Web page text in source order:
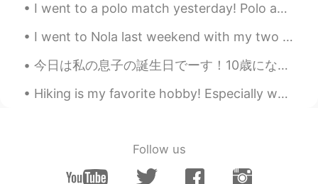
저는 어제 탕수육과 자장면을 먹었어요.
자장면 땡겼는데 드디어 먹
어요!
자장면이땡겼는데 드디어 먹 게어요!
I went to a polo match yesterday! Polo and other equestrian sports are very expensive and, as suc...
I went to Nola last weekend with my two friends 😊 💙 as an early birthday celebration 🎉 💙 😍 New O...
今日は私の息子の誕生日でーす！10歳になっています。 公園で食べに行くつもりでした。でも、雨が降ったり止んだりしています。 ペパロニとベーコンのピザとクッキーケーキを食べました。 食べるの間にア...
Hiking is my favorite hobby! Especially when there are beautiful views 😍. I wish the weather was ...
Follow us